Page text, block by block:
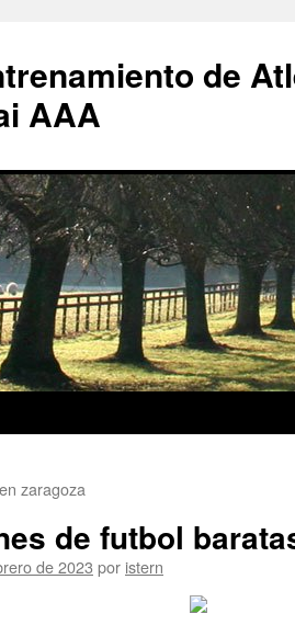
de
AAA
zaragoza
de futbol
de 2023 por istern